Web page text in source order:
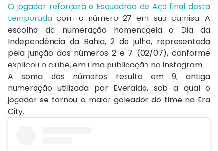
O jogador reforçará o Esquadrão de Aço final desta
temporada com o número 27 em sua camisa. A
escolha da numeração homenageia o Dia da
Independência da Bahia, 2 de julho, representada
pela junção dos números 2 e 7 (02/07), conforme
explicou o clube, em uma publicação no Instagram.
A soma dos números resulta em 9, antiga
numeração utilizada por Everaldo, sob a qual o
jogador se tornou o maior goleador do time na Era
City.